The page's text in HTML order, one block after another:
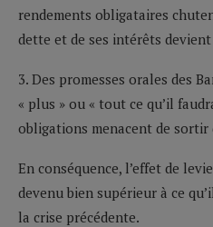
rendements obligataires
dette et de ses intérêts
3. Des promesses orales des
« plus » ou « tout ce qu’il
obligations menacent de sortir
En conséquence, l’effet de
devenu bien supérieur à ce
la crise précédente.